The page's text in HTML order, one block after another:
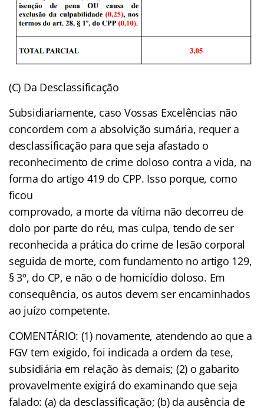
(C) Da Desclassificação
Subsidiariamente, caso Vossas Excelências não
concordem com a absolvição sumária, requer a
desclassificação para que seja afastado o
reconhecimento de crime doloso contra a vida, na
forma do artigo 419 do CPP. Isso porque, como
ficou
comprovado, a morte da vítima não decorreu de
dolo por parte do réu, mas culpa, tendo de ser
reconhecida a prática do crime de lesão corporal
seguida de morte, com fundamento no artigo 129,
§ 3º, do CP, e não o de homicídio doloso. Em
consequência, os autos devem ser encaminhados
ao juízo competente.
COMENTÁRIO: (1) novamente, atendendo ao que a
FGV tem exigido, foi indicada a ordem da tese,
subsidiária em relação às demais; (2) o gabarito
provavelmente exigirá do examinando que seja
falado: (a) da desclassificação; (b) da ausência de